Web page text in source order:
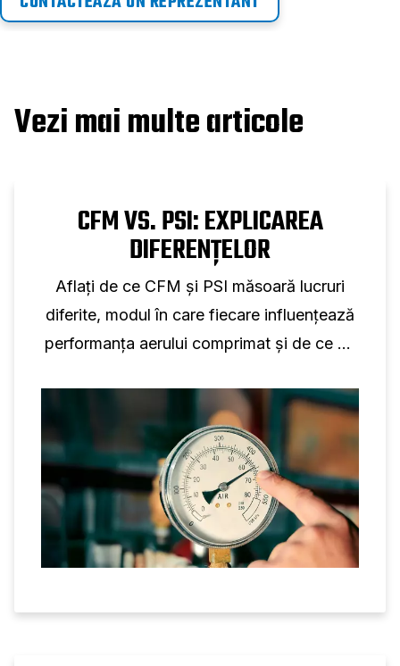
Vezi mai multe articole
CFM VS. PSI: EXPLICAREA
DIFERENȚELOR
Aflați de ce CFM și PSI măsoară lucruri
diferite, modul în care fiecare influențează
performanța aerului comprimat și de ce nu